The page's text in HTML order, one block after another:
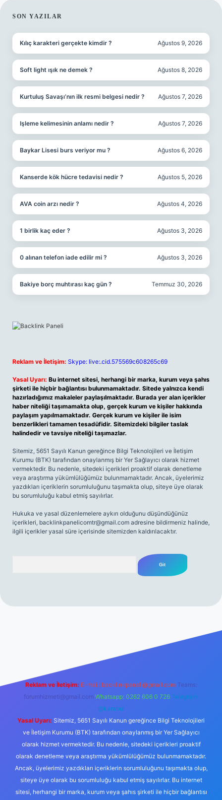
SIDEBAR
SON YAZILAR
Kılıç karakteri gerçekte kimdir ? Ağustos 9, 2026
Soft light ışık ne demek ? Ağustos 8, 2026
Kurtuluş Savaşı’nın ilk resmi belgesi nedir ? Ağustos 7, 2026
Işleme kelimesinin anlamı nedir ? Ağustos 7, 2026
Baykar Lisesi burs veriyor mu ? Ağustos 6, 2026
Kanserde kök hücre tedavisi nedir ? Ağustos 5, 2026
AVA coin arzı nedir ? Ağustos 4, 2026
1 birlik kaç eder ? Ağustos 3, 2026
0 alınan telefon iade edilir mi ? Ağustos 3, 2026
Bakiye borç muhtırası kaç gün ? Temmuz 30, 2026
Reklam ve İletişim: Skype: live:.cid.575569c608265c69
Yasal Uyarı: Bu internet sitesi, herhangi bir marka, kurum veya şahıs
şirketi ile hiçbir bağlantısı bulunmamaktadır. Sitede yalnızca kendi
hazırladığımız makaleler paylaşılmaktadır. Burada yer alan içerikler
haber niteliği taşımamakta olup, gerçek kurum ve kişiler hakkında
paylaşım yapılmamaktadır. Gerçek kurum ve kişiler ile isim
benzerlikleri tamamen tesadüfidir. Sitemizdeki bilgiler taslak
halindedir ve tavsiye niteliği taşımazlar.
Sitemiz, 5651 Sayılı Kanun gereğince Bilgi Teknolojileri ve İletişim
Kurumu (BTK) tarafından onaylanmış bir Yer Sağlayıcı olarak hizmet
vermektedir. Bu nedenle, sitedeki içerikleri proaktif olarak denetleme
veya araştırma yükümlülüğümüz bulunmamaktadır. Ancak, üyelerimiz
yazdıkları içeriklerin sorumluluğunu taşımakta olup, siteye üye olarak
bu sorumluluğu kabul etmiş sayılırlar.
Hukuka ve yasal düzenlemelere aykırı olduğunu düşündüğünüz
içerikleri, backlinkpanelicomtr@gmail.com adresine bildirmeniz halinde,
ilgili içerikler yasal süre içerisinde sitemizden kaldırılacaktır.
Reklam ve İletişim: E-mail: backlinkpaneli@gmail.com Teams:
forumhizmeti@gmail.com Whatsapp: 0262 606 0 726 Telegram:
@karabul
Yasal Uyarı: Sitemiz, 5651 Sayılı Kanun gereğince Bilgi Teknolojileri
ve İletişim Kurumu (BTK) tarafından onaylanmış bir Yer Sağlayıcı
olarak hizmet vermektedir. Bu nedenle, sitedeki içerikleri proaktif
olarak denetleme veya araştırma yükümlülüğümüz bulunmamaktadır.
Ancak, üyelerimiz yazdıkları içeriklerin sorumluluğunu taşımakta olup,
siteye üye olarak bu sorumluluğu kabul etmiş sayılırlar. Bu internet
sitesi, herhangi bir marka, kurum veya şahıs şirketi ile hiçbir bağlantısı